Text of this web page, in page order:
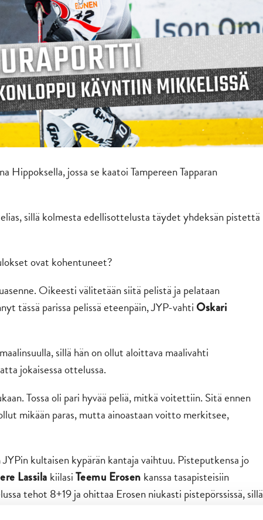
jossa se kaatoi Tampereen Tapparan
sillä kolmesta edellisottelusta täydet yhdeksän pistettä
ovat kohentuneet?
Oikeesti välitetään siitä pelistä ja pelataan
tässä parissa pelissä eteenpäin, JYP-vahtiOskari
sillä hän on ollut aloittava maalivahti
jokaisessa ottelussa.
Tossa oli pari hyvää peliä, mitkä voitettiin. Sitä ennen
mikään paras, mutta ainoastaan voitto merkitsee,
kultaisen kypärän kantaja vaihtuu. Pisteputkensa jo
Lassila kiilasiTeemu Erosen kanssa tasapisteisiin
tehot 8+19 ja ohittaa Erosen niukasti pistepörssissä, sillä